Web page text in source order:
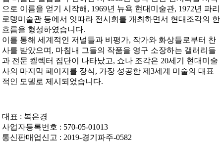
으로 이름을 얻기 시작해, 1969년 뉴욕 현대미술관, 1972년 파리
로뎅미술관 등에서 잇따라 전시회를 개최하면서 현대조각의 한
흐름을 형성하였습니다.
이를 통해 세계적인 저널들과 비평가, 작가와 화상들로부터 찬
사를 받았으며, 마침내 그들의 작품을 영구 소장하는 갤러리들
과 전문 켈렉터 집단이 나타났고, 쇼나 조각은 20세기 현대미술
사의 마지막 페이지를 장식, 가장 성공한 제3세계 미술의 대표
적인 모델로 제시되었습니다.
대표 : 복은경
사업자등록번호 : 570-05-01013
통신판매업신고 : 2019-경기파주-0582